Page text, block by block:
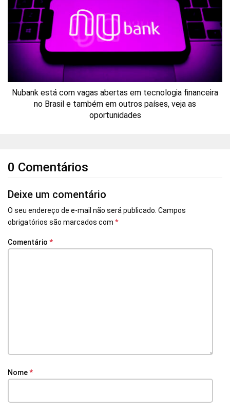
Nubank está com vagas abertas em tecnologia financeira
no Brasil e também em outros países, veja as
oportunidades
0 Comentários
Deixe um comentário
O seu endereço de e-mail não será publicado. Campos
obrigatórios são marcados com *
Comentário *
Nome*